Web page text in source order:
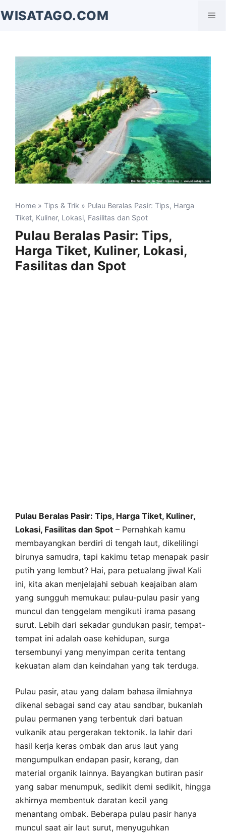
ke
WISATAGO.COM
Home » Tips & Trik » Pulau Beralas Pasir: Tips, Harga
Tiket, Kuliner, Lokasi, Fasilitas dan Spot
Pulau Beralas Pasir: Tips,
Harga Tiket, Kuliner, Lokasi,
Fasilitas dan Spot
Pulau Beralas Pasir: Tips, Harga Tiket, Kuliner,
Lokasi, Fasilitas dan Spot – Pernahkah kamu
membayangkan berdiri di tengah laut, dikelilingi
birunya samudra, tapi kakimu tetap menapak pasir
putih yang lembut? Hai, para petualang jiwa! Kali
ini, kita akan menjelajahi sebuah keajaiban alam
yang sungguh memukau: pulau-pulau pasir yang
muncul dan tenggelam mengikuti irama pasang
surut. Lebih dari sekadar gundukan pasir, tempat-
tempat ini adalah oase kehidupan, surga
tersembunyi yang menyimpan cerita tentang
kekuatan alam dan keindahan yang tak terduga.
Pulau pasir, atau yang dalam bahasa ilmiahnya
dikenal sebagai sand cay atau sandbar, bukanlah
pulau permanen yang terbentuk dari batuan
vulkanik atau pergerakan tektonik. Ia lahir dari
hasil kerja keras ombak dan arus laut yang
mengumpulkan endapan pasir, kerang, dan
material organik lainnya. Bayangkan butiran pasir
yang sabar menumpuk, sedikit demi sedikit, hingga
akhirnya membentuk daratan kecil yang
menantang ombak. Beberapa pulau pasir hanya
muncul saat air laut surut, menyuguhkan